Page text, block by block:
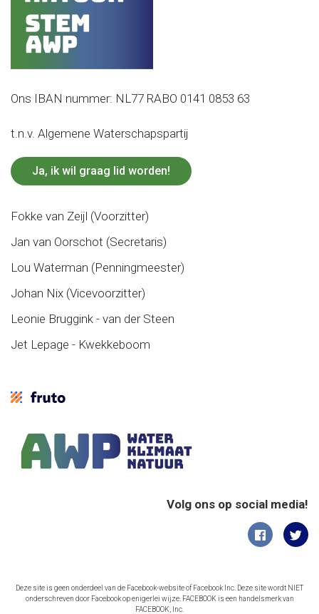
Ons IBAN nummer: NL77 RABO 0141 0853 63
t.n.v. Algemene Waterschapspartij
Ja, ik wil graag lid worden!
Fokke van Zeijl (Voorzitter)
Jan van Oorschot (Secretaris)
Lou Waterman (Penningmeester)
Johan Nix (Vicevoorzitter)
Leonie Bruggink - van der Steen
Jet Lepage - Kwekkeboom
Volg ons op social media!
Deze site is geen onderdeel van de Facebook-website of Facebook Inc. Deze site wordt NIET
onderschreven door Facebook op enigerlei wijze. FACEBOOK is een handelsmerk van
FACEBOOK, Inc.